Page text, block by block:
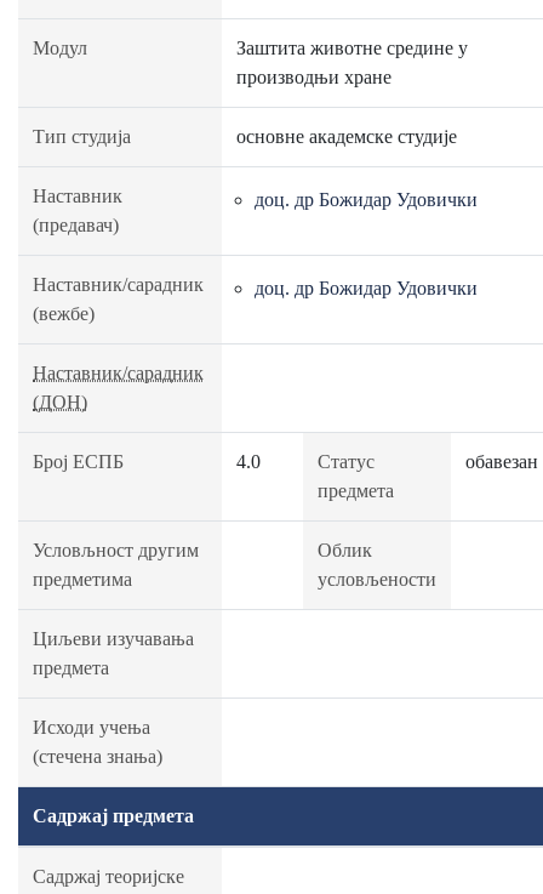
Модул
Заштита животне средине у
производњи хране
Тип студија основне академске студије
Наставник
(предавач)
доц. др Божидар Удовички
Наставник/сарадник
(вежбе)
доц. др Божидар Удовички
Наставник/сарадник
(ДОН)
Број ЕСПБ 4.0
Статус
предмета
обавезан
Условљност другим
предметима
Облик
условљености
Циљеви изучавања
предмета
Исходи учења
(стечена знања)
Садржај предмета
Садржај теоријске